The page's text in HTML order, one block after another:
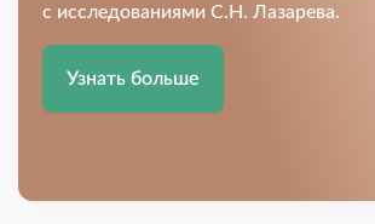
с исследованиями С.Н. Лазарева.
Узнать больше